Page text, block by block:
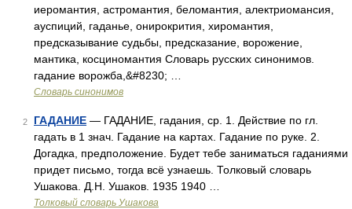
иеромантия, астромантия, беломантия, алектриомансия,
ауспиций, гаданье, онирокрития, хиромантия,
предсказывание судьбы, предсказание, ворожение,
мантика, косциномантия Словарь русских синонимов.
гадание ворожба,&#8230; …
Словарь синонимов
2 ГАДАНИЕ — ГАДАНИЕ, гадания, ср. 1. Действие по гл.
гадать в 1 знач. Гадание на картах. Гадание по руке. 2.
Догадка, предположение. Будет тебе заниматься гаданиями
придет письмо, тогда всё узнаешь. Толковый словарь
Ушакова. Д.Н. Ушаков. 1935 1940 …
Толковый словарь Ушакова